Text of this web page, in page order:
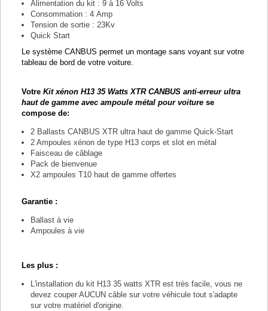
Alimentation du kit : 9 à 16 Volts
Consommation : 4 Amp
Tension de sortie : 23Kv
Quick Start
Le système CANBUS permet un montage sans voyant sur votre
tableau de bord de votre voiture.
Votre Kit xénon H13 35 Watts XTR CANBUS anti-erreur ultra
haut de gamme avec ampoule métal pour voiture se
compose de:
2 Ballasts CANBUS XTR ultra haut de gamme Quick-Start
2 Ampoules xénon de type H13 corps et slot en métal
Faisceau de câblage
Pack de bienvenue
X2 ampoules T10 haut de gamme offertes
Garantie :
Ballast à vie
Ampoules à vie
Les plus :
L'installation du kit H13 35 watts XTR est très facile, vous ne
devez couper AUCUN câble sur votre véhicule tout s'adapte
sur votre matériel d'origine.